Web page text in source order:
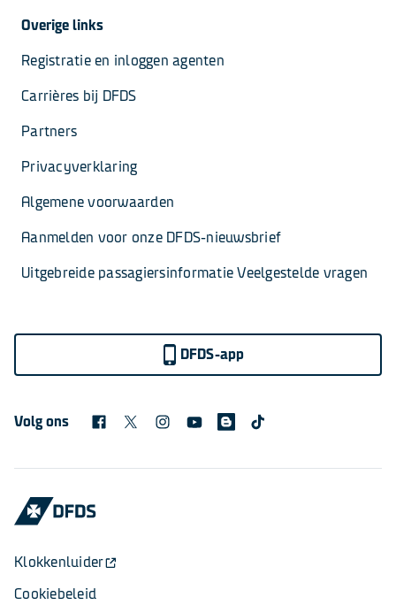
Overige links
Registratie en inloggen agenten
Carrières bij DFDS
Partners
Privacyverklaring
Algemene voorwaarden
Aanmelden voor onze DFDS-nieuwsbrief
Uitgebreide passagiersinformatie Veelgestelde vragen
DFDS-app
Volg ons
Klokkenluider
Cookiebeleid